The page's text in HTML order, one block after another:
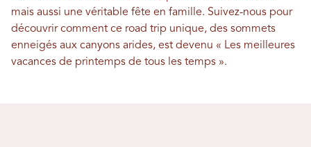
mais aussi une véritable fête en famille. Suivez-nous pour
découvrir comment ce road trip unique, des sommets
enneigés aux canyons arides, est devenu « Les meilleures
vacances de printemps de tous les temps ».